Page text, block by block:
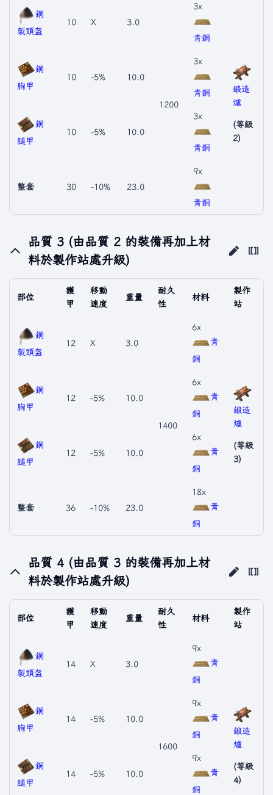
銅
製頭盔
10 X 3.0
1200
3x
青銅
鍛造
爐
(等級
2)
銅
胸甲
10 -5% 10.0
3x
青銅
銅
腿甲
10 -5% 10.0
3x
青銅
整套 30 -10% 23.0
9x
青銅
品質 3 (由品質 2 的裝備再加上材
料於製作站處升級)
部位
護
甲
移動
速度
重量
耐久
性
材料
製作
站
銅
製頭盔
12 X 3.0
1400
6x
青
銅
鍛造
爐
(等級
3)
銅
胸甲
12 -5% 10.0
6x
青
銅
銅
腿甲
12 -5% 10.0
6x
青
銅
整套 36 -10% 23.0
18x
青
銅
品質 4 (由品質 3 的裝備再加上材
料於製作站處升級)
部位
護
甲
移動
速度
重量
耐久
性
材料
製作
站
銅
製頭盔
14 X 3.0
1600
9x
青
銅
鍛造
爐
(等級
4)
銅
胸甲
14 -5% 10.0
9x
青
銅
銅
腿甲
14 -5% 10.0
9x
青
銅